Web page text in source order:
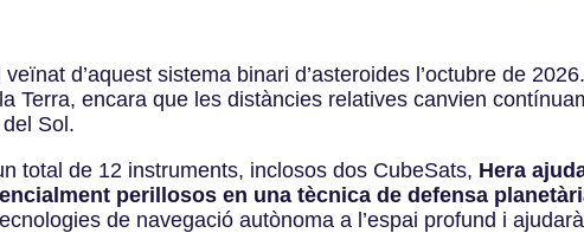
d’aquest sistema binari d’asteroides l’octubre de
Terra, encara que les distàncies relatives canvien
Sol.
total de 12 instruments, inclosos dos CubeSats, Hera
perillosos en una tècnica de defensa
de navegació autònoma a l’espai profund i